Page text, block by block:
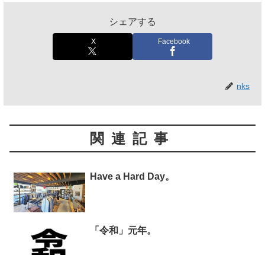
シェアする
X Facebook
nks
関連記事
Have a Hard Day。
「令和」元年。